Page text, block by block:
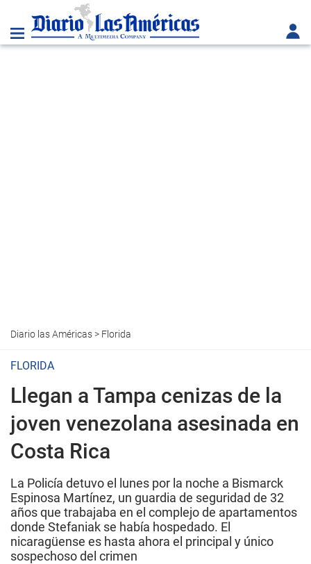
Diario las Américas> Florida
FLORIDA
Llegan a Tampa cenizas de la
joven venezolana asesinada en
Costa Rica
La Policía detuvo el lunes por la noche a Bismarck
Espinosa Martínez, un guardia de seguridad de 32
años que trabajaba en el complejo de apartamentos
donde Stefaniak se había hospedado. El
nicaragüense es hasta ahora el principal y único
sospechoso del crimen